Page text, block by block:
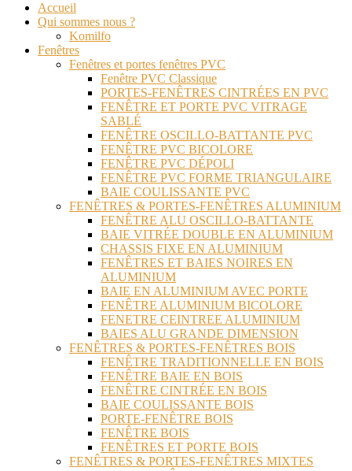
Accueil
Qui sommes nous ?
Komilfo
Fenêtres
Fenêtres et portes fenêtres PVC
Fenêtre PVC Classique
PORTES-FENÊTRES CINTRÉES EN PVC
FENÊTRE ET PORTE PVC VITRAGE
SABLÉ
FENÊTRE OSCILLO-BATTANTE PVC
FENÊTRE PVC BICOLORE
FENÊTRE PVC DÉPOLI
FENÊTRE PVC FORME TRIANGULAIRE
BAIE COULISSANTE PVC
FENÊTRES & PORTES-FENÊTRES ALUMINIUM
FENÊTRE ALU OSCILLO-BATTANTE
BAIE VITRÉE DOUBLE EN ALUMINIUM
CHASSIS FIXE EN ALUMINIUM
FENÊTRES ET BAIES NOIRES EN
ALUMINIUM
BAIE EN ALUMINIUM AVEC PORTE
FENÊTRE ALUMINIUM BICOLORE
FENETRE CEINTREE ALUMINIUM
BAIES ALU GRANDE DIMENSION
FENÊTRES & PORTES-FENÊTRES BOIS
FENÊTRE TRADITIONNELLE EN BOIS
FENÊTRE BAIE EN BOIS
FENÊTRE CINTRÉE EN BOIS
BAIE COULISSANTE BOIS
PORTE-FENÊTRE BOIS
FENÊTRE BOIS
FENÊTRES ET PORTE BOIS
FENÊTRES & PORTES-FENÊTRES MIXTES